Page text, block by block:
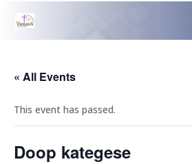
« All Events
This event has passed.
Doop kategese